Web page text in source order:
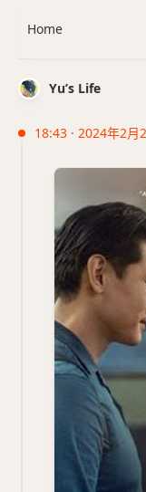
Yu’s Life
18:43 · 2024年2月
Home